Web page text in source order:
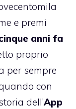
e premi
anni fa
proprio
per sempre
con
dell’App